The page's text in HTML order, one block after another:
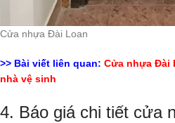
Cửa nhựa Đài Loan
>> Bài viết liên quan: Cửa nhựa Đài
nhà vệ sinh
4. Báo giá chi tiết cửa